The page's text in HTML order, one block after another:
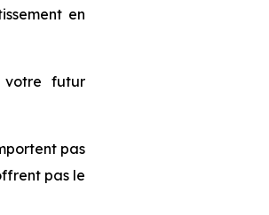
en
futur
pas
pas le